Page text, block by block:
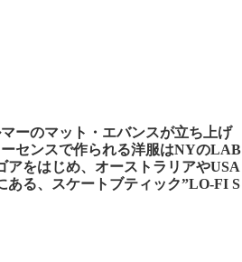
ーのマット・エバンスが立ち上げ
センスで作られる洋服はNYのLAB
をはじめ、オーストラリアやUSA
ある、スケートブティック”LO-FI S